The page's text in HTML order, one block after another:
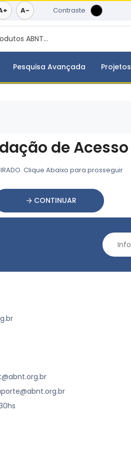
A- Contraste
Pesquisa Avançada Projetos
de Acesso
Clique Abaixo para prosseguir
CONTINUAR